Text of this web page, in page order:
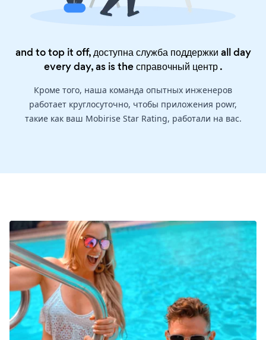
and to top it off, доступна служба поддержки all day
every day, as is theсправочный центр.
Кроме того, наша команда опытных инженеров
работает круглосуточно, чтобы приложения powr,
такие как ваш Mobirise Star Rating, работали на вас.